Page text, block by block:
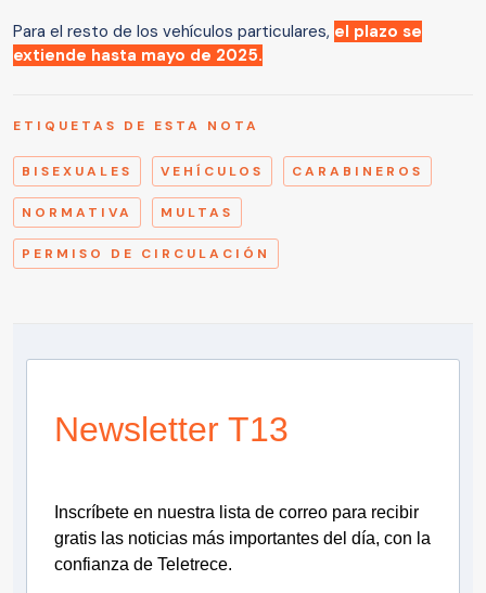
Para el resto de los vehículos particulares, el plazo se
extiende hasta mayo de 2025.
ETIQUETAS DE ESTA NOTA
BISEXUALES VEHÍCULOS CARABINEROS
NORMATIVA MULTAS
PERMISO DE CIRCULACIÓN
Newsletter T13
Inscríbete en nuestra lista de correo para recibir
gratis las noticias más importantes del día, con la
confianza de Teletrece.